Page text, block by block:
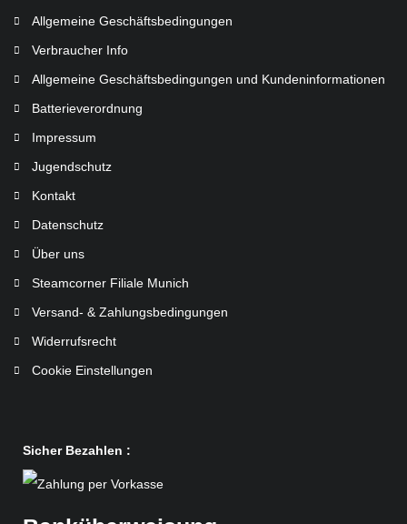
Allgemeine Geschäftsbedingungen
Verbraucher Info
Allgemeine Geschäftsbedingungen und Kundeninformationen
Batterieverordnung
Impressum
Jugendschutz
Kontakt
Datenschutz
Über uns
Steamcorner Filiale Munich
Versand- & Zahlungsbedingungen
Widerrufsrecht
Cookie Einstellungen
Sicher Bezahlen :